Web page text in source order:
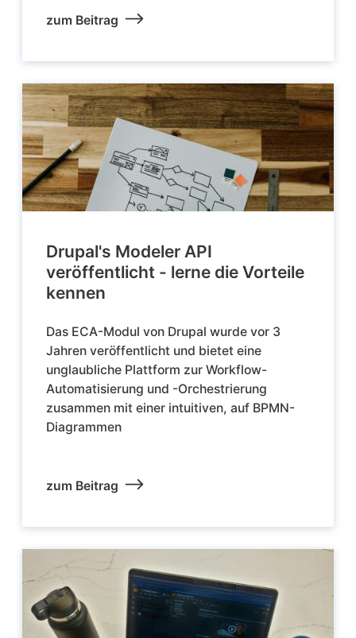
zum Beitrag
Drupal's Modeler API
veröffentlicht - lerne die Vorteile
kennen
Das ECA-Modul von Drupal wurde vor 3
Jahren veröffentlicht und bietet eine
unglaubliche Plattform zur Workflow-
Automatisierung und -Orchestrierung
zusammen mit einer intuitiven, auf BPMN-
Diagrammen
zum Beitrag